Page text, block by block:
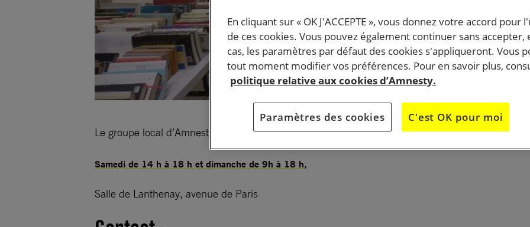
Le groupe local d’Amnesty International vous invite à sa foire aux livres
Samedi de 14 h à 18 h et dimanche de 9h à 18 h,
Salle de Lanthenay, avenue de Paris
En cliquant sur « OK J'ACCEPTE », vous donnez votre accord pour
de ces cookies. Vous pouvez également continuer sans accepter,
cas, les paramètres par défaut des cookies s'appliqueront. Vous
tout moment modifier vos préférences. Pour en savoir plus,
politique relative aux cookies d’Amnesty.
Paramètres des cookies C'est OK pour moi